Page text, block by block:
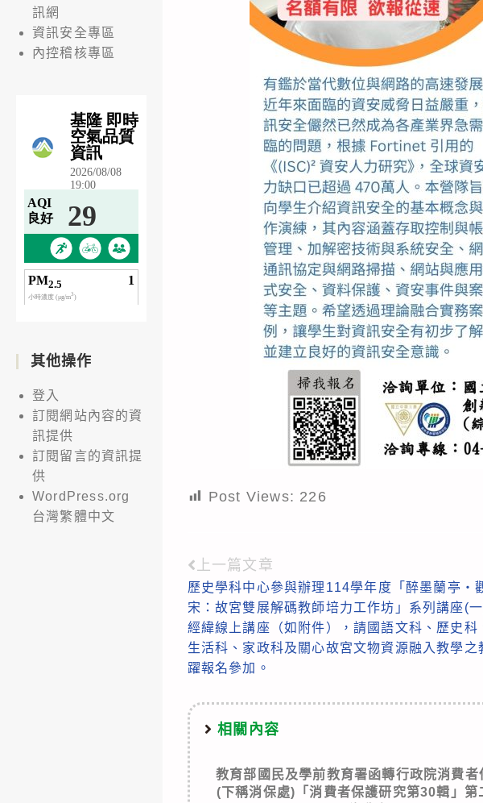
Post Views: 226
Read
more
articles
上一篇文章
歷史學科中心參與辦理114學年度「醉墨蘭亭・
宋：故宮雙展解碼教師培力工作坊」系列講座(
經緯線上講座（如附件），請國語文科、歷史科
生活科、家政科及關心故宮文物資源融入教學之
躍報名參加。
相關內容
教育部國民及學前教育署函轉行政院消費者
(下稱消保處)「消費者保護研究第30輯」第
訊網
資訊安全專區
內控稽核專區
其他操作
登入
訂閱網站內容的資
訊提供
訂閱留言的資訊提
供
WordPress.org
台灣繁體中文